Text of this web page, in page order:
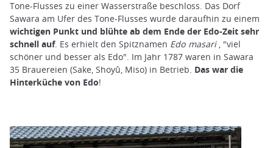
Tone-Flusses zu einer Wasserstraße beschloss. Das Dorf
Sawara am Ufer des Tone-Flusses wurde daraufhin zu einem
wichtigen Punkt und blühte ab dem Ende der Edo-Zeit sehr
schnell auf. Es erhielt den Spitznamen Edo masari , "viel
schöner und besser als Edo". Im Jahr 1787 waren in Sawara
35 Brauereien (Sake, Shoyû, Miso) in Betrieb. Das war die
Hinterküche von Edo!